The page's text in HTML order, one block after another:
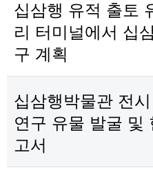
십삼행 유적 출토
리 터미널에서 십
구 계획
십삼행박물관 전
연구 유물 발굴 및
고서